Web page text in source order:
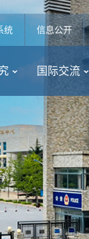
统 信息公开
国际交流